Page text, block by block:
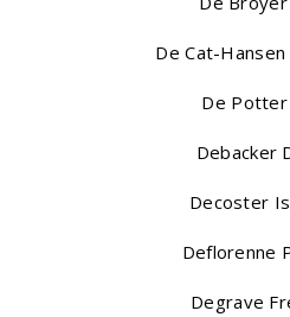
De Cat-Hansen
De Potter
Debacker
Decoster
Deflorenne
Degrave